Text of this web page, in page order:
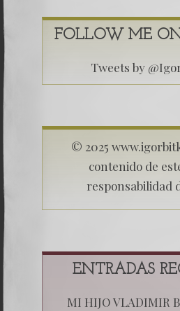
FOLLOW ME
Tweets by
© 2025
contenido de
responsabilidad
ENTRADAS
MI HIJO VLADIMIR